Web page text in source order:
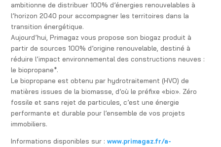
ambitionne de distribuer 100% d’énergies renouvelables à
l’horizon 2040 pour accompagner les territoires dans la
transition énergétique.
Aujourd’hui, Primagaz vous propose son biogaz produit à
partir de sources 100% d’origine renouvelable, destiné à
réduire l’impact environnemental des constructions neuves :
le biopropane*.
Le biopropane est obtenu par hydrotraitement (HVO) de
matières issues de la biomasse, d’où le préfixe «bio». Zéro
fossile et sans rejet de particules, c’est une énergie
performante et durable pour l’ensemble de vos projets
immobiliers.
Informations disponibles sur :www.primagaz.fr/a-